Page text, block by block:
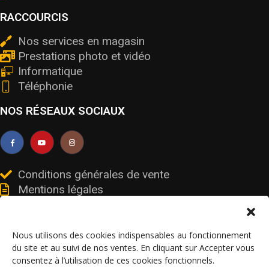
Nous utilisons des cookies indispensables au fonctionnement
du site et au suivi de nos ventes. En cliquant sur Accepter vous
consentez à l’utilisation de ces cookies fonctionnels.
RACCOURCIS
Nos services en magasin
Prestations photo et vidéo
Informatique
Téléphonie
NOS RÉSEAUX SOCIAUX
Conditions générales de vente
Mentions légales